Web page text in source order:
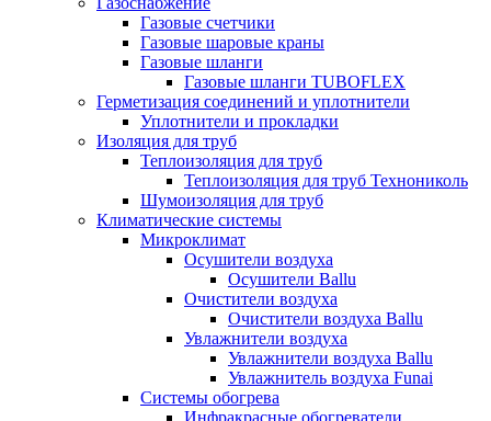
Газовые счетчики
Газовые шаровые краны
Газовые шланги
Газовые шланги TUBOFLEX
Герметизация соединений и уплотнители
Уплотнители и прокладки
Изоляция для труб
Теплоизоляция для труб
Теплоизоляция для труб Технониколь
Шумоизоляция для труб
Климатические системы
Микроклимат
Осушители воздуха
Осушители Ballu
Очистители воздуха
Очистители воздуха Ballu
Увлажнители воздуха
Увлажнители воздуха Ballu
Увлажнитель воздуха Funai
Системы обогрева